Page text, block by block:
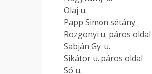
Olaj u.
Papp Simon sétány
Rozgonyi u. páros oldal
Sabján Gy. u.
Sikátor u. páros oldal
Só u.